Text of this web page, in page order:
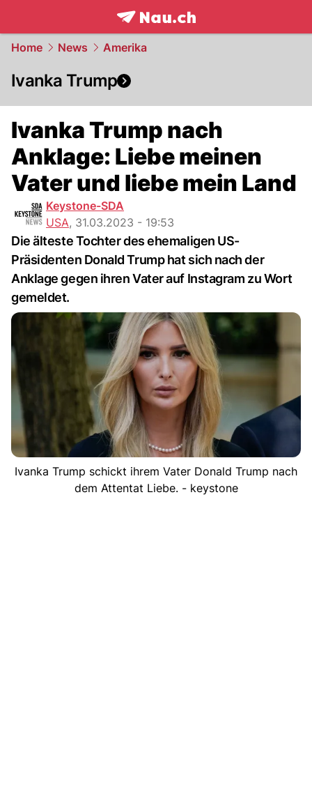
frontpage.NAU.ch
Home News Amerika
Ivanka Trump
Ivanka Trump nach
Anklage: Liebe meinen
Vater und liebe mein Land
Keystone-SDA
USA, 31.03.2023 - 19:53
Die älteste Tochter des ehemaligen US-
Präsidenten Donald Trump hat sich nach der
Anklage gegen ihren Vater auf Instagram zu Wort
gemeldet.
Ivanka Trump schickt ihrem Vater Donald Trump nach
dem Attentat Liebe. - keystone